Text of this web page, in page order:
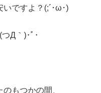
ですよ？(;´･ω･)
Д｀)･ﾟ･
もつかの間、